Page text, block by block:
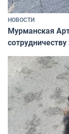
НОВОСТИ
Мурманская